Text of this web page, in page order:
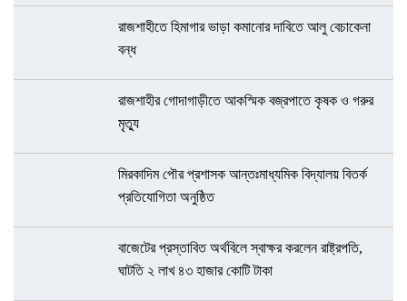
রাজশাহীতে হিমাগার ভাড়া কমানোর দাবিতে আলু বেচাকেনা
বন্ধ
রাজশাহীর গোদাগাড়ীতে আকস্মিক বজ্রপাতে কৃষক ও গরুর
মৃত্যু
মিরকাদিম পৌর প্রশাসক আন্তঃমাধ্যমিক বিদ্যালয় বিতর্ক
প্রতিযোগিতা অনুষ্ঠিত
বাজেটের প্রস্তাবিত অর্থবিলে স্বাক্ষর করলেন রাষ্ট্রপতি,
ঘাটতি ২ লাখ ৪৩ হাজার কোটি টাকা